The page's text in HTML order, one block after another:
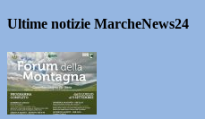
Ultime notizie MarcheNews24